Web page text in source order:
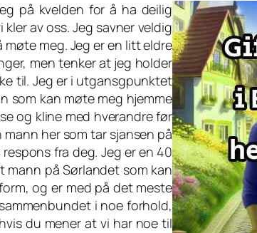
på kvelden for å ha deilig
av oss. Jeg savner veldig
meg. Jeg er en litt eldre
men tenker at jeg holder
til. Jeg er i utgansgpunktet
som kan møte meg hjemme
og kline med hverandre før
mann her som tar sjansen på
fra deg. Jeg er en 40
mann på Sørlandet som kan
og er med på det meste
i noe forhold,
du mener at vi har noe til